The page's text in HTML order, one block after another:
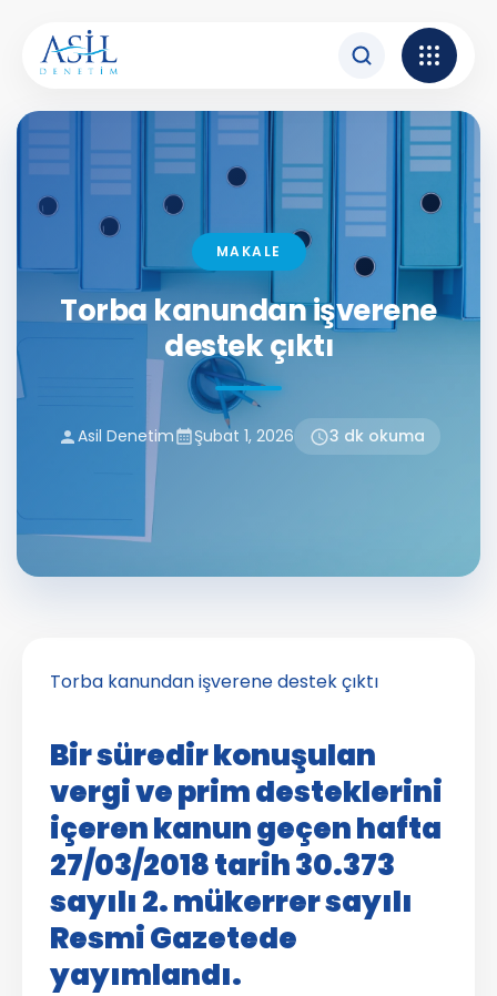
MAKALE
Torba kanundan işverene
destek çıktı
Asil Denetim Şubat 1, 2026 3 dk okuma
Torba kanundan işverene destek çıktı
Bir süredir konuşulan
vergi ve prim desteklerini
içeren kanun geçen hafta
27/03/2018 tarih 30.373
sayılı 2. mükerrer sayılı
Resmi Gazetede
yayımlandı.
Torba kanundan
Şubat 1, 2026
2:06 pm